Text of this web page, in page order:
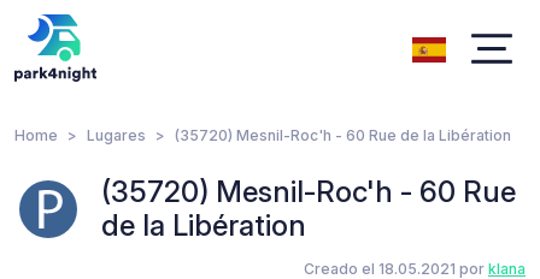
Home Lugares (35720) Mesnil-Roc'h - 60 Rue de la Libération
(35720) Mesnil-Roc'h - 60 Rue
de la Libération
Creado el 18.05.2021 por klana